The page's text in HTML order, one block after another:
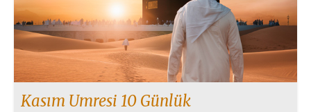
Kasım Umresi 10 Günlük